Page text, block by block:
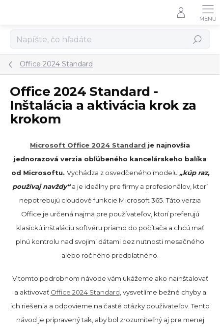
Hľadať
Office 2024 Standard
Office 2024 Standard -
Inštalácia a aktivácia krok za
krokom
Microsoft Office 2024 Standard je najnovšia
jednorazová verzia obľúbeného kancelárskeho balíka
od Microsoftu. Vychádza z osvedčeného modelu „kúp raz,
používaj navždy“ a je ideálny pre firmy a profesionálov, ktorí
nepotrebujú cloudové funkcie Microsoft 365. Táto verzia
Office je určená najmä pre používateľov, ktorí preferujú
klasickú inštaláciu softvéru priamo do počítača a chcú mať
plnú kontrolu nad svojimi dátami bez nutnosti mesačného
alebo ročného predplatného.
V tomto podrobnom návode vám ukážeme ako nainštalovať
a aktivovať Office 2024 Standard , vysvetlíme bežné chyby a
ich riešenia a odpovieme na časté otázky používateľov. Tento
návod je pripravený tak, aby bol zrozumiteľný aj pre menej